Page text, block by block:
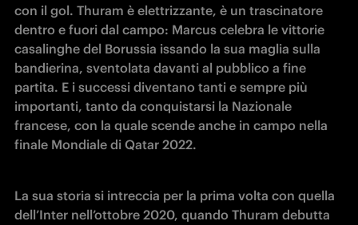
con il gol. Thuram è elettrizzante, è un trascinatore
dentro e fuori dal campo: Marcus celebra le vittorie
casalinghe del Borussia issando la sua maglia sulla
bandierina, sventolata davanti al pubblico a fine
partita. E i successi diventano tanti e sempre più
importanti, tanto da conquistarsi la Nazionale
francese, con la quale scende anche in campo nella
finale Mondiale di Qatar 2022.
La sua storia si intreccia per la prima volta con quella
dell’Inter nell’ottobre 2020, quando Thuram debutta